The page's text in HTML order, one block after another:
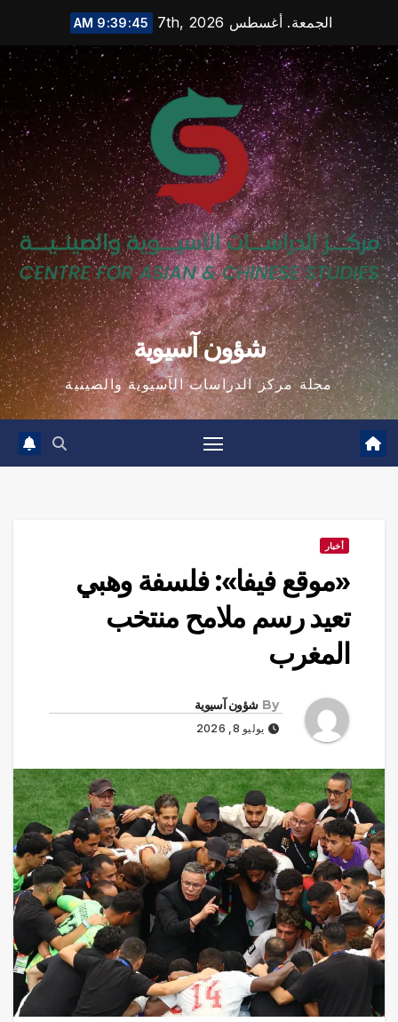
content
الجمعة. أغسطس 7th, 2026 9:39:46 AM
شؤون آسيوية
مجلة مركز الدراسات الآسيوية والصينية
أخبار
«موقع فيفا»: فلسفة وهبي
تعيد رسم ملامح منتخب
المغرب
By شؤون آسيوية
يوليو 8, 2026